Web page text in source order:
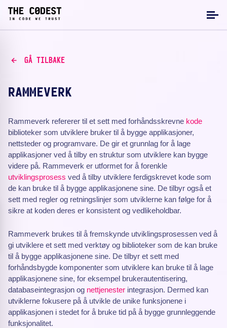
GÅ TILBAKE
RAMMEVERK
Rammeverk refererer til et sett med forhåndsskrevne kode
biblioteker som utviklere bruker til å bygge applikasjoner,
nettsteder og programvare. De gir et grunnlag for å lage
applikasjoner ved å tilby en struktur som utviklere kan bygge
videre på. Rammeverk er utformet for å forenkle
utviklingsprosess ved å tilby utviklere ferdigskrevet kode som
de kan bruke til å bygge applikasjonene sine. De tilbyr også et
sett med regler og retningslinjer som utviklerne kan følge for å
sikre at koden deres er konsistent og vedlikeholdbar.
Rammeverk brukes til å fremskynde utviklingsprosessen ved å
gi utviklere et sett med verktøy og biblioteker som de kan bruke
til å bygge applikasjonene sine. De tilbyr et sett med
forhåndsbygde komponenter som utviklere kan bruke til å lage
applikasjonene sine, for eksempel brukerautentisering,
databaseintegrasjon og nettjenester integrasjon. Dermed kan
utviklerne fokusere på å utvikle de unike funksjonene i
applikasjonen i stedet for å bruke tid på å bygge grunnleggende
funksjonalitet.